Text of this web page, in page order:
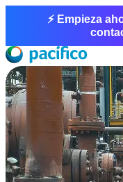
⚡ Empieza